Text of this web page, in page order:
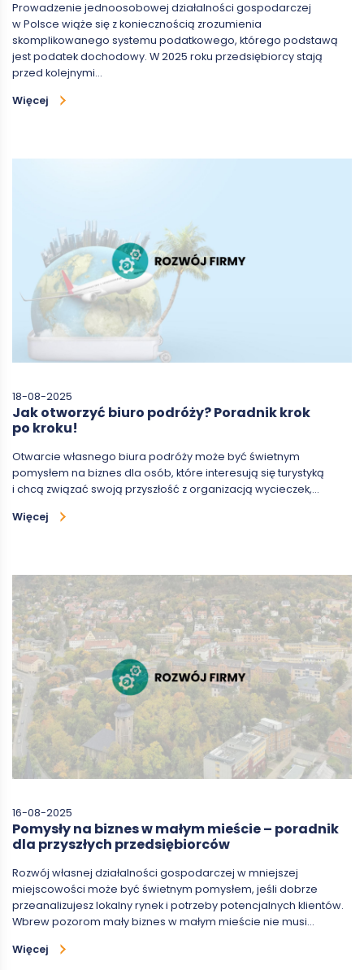
Prowadzenie jednoosobowej działalności gospodarczej
w Polsce wiąże się z koniecznością zrozumienia
skomplikowanego systemu podatkowego, którego podstawą
jest podatek dochodowy. W 2025 roku przedsiębiorcy stają
przed kolejnymi…
Więcej
18-08-2025
Jak otworzyć biuro podróży? Poradnik krok
po kroku!
Otwarcie własnego biura podróży może być świetnym
pomysłem na biznes dla osób, które interesują się turystyką
i chcą związać swoją przyszłość z organizacją wycieczek,…
Więcej
16-08-2025
Pomysły na biznes w małym mieście – poradnik
dla przyszłych przedsiębiorców
Rozwój własnej działalności gospodarczej w mniejszej
miejscowości może być świetnym pomysłem, jeśli dobrze
przeanalizujesz lokalny rynek i potrzeby potencjalnych klientów.
Wbrew pozorom mały biznes w małym mieście nie musi…
Więcej